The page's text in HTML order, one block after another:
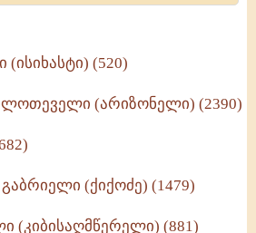
ეპისკოპოსისა - II ტომი
სახელმძღვანელო -
(520)
(არიზონელი) (2390)
გაბრიელი (ქიქოძე) (1479)
(კიბისაღმწერელი) (881)